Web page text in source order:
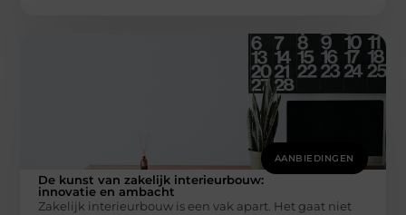
AANBIEDINGEN
De kunst van zakelijk interieurbouw:
innovatie en ambacht
Zakelijk interieurbouw is een vak apart. Het gaat niet